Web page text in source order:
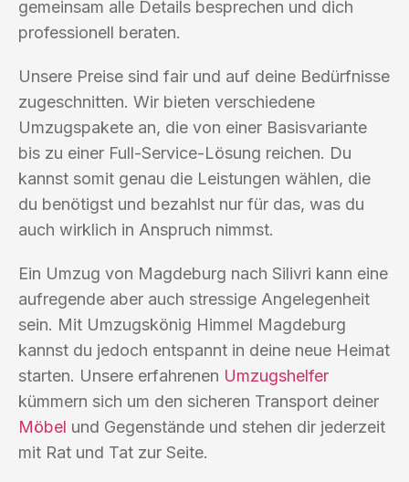
gemeinsam alle Details besprechen und dich
professionell beraten.
Unsere Preise sind fair und auf deine Bedürfnisse
zugeschnitten. Wir bieten verschiedene
Umzugspakete an, die von einer Basisvariante
bis zu einer Full-Service-Lösung reichen. Du
kannst somit genau die Leistungen wählen, die
du benötigst und bezahlst nur für das, was du
auch wirklich in Anspruch nimmst.
Ein Umzug von Magdeburg nach Silivri kann eine
aufregende aber auch stressige Angelegenheit
sein. Mit Umzugskönig Himmel Magdeburg
kannst du jedoch entspannt in deine neue Heimat
starten. Unsere erfahrenen Umzugshelfer
kümmern sich um den sicheren Transport deiner
Möbel und Gegenstände und stehen dir jederzeit
mit Rat und Tat zur Seite.